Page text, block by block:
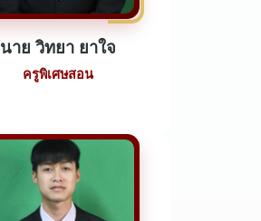
นาย วิทยา ยาใจ
ครูพิเศษสอน